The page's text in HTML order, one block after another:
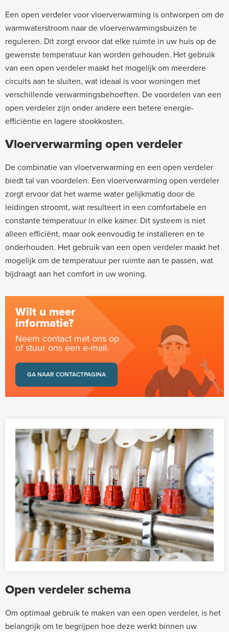
Een open verdeler voor vloerverwarming is ontworpen om de
warmwaterstroom naar de vloerverwarmingsbuizen te
reguleren. Dit zorgt ervoor dat elke ruimte in uw huis op de
gewenste temperatuur kan worden gehouden. Het gebruik
van een open verdeler maakt het mogelijk om meerdere
circuits aan te sluiten, wat ideaal is voor woningen met
verschillende verwarmingsbehoeften. De voordelen van een
open verdeler zijn onder andere een betere energie-
efficiëntie en lagere stookkosten.
Vloerverwarming open verdeler
De combinatie van vloerverwarming en een open verdeler
biedt tal van voordelen. Een vloerverwarming open verdeler
zorgt ervoor dat het warme water gelijkmatig door de
leidingen stroomt, wat resulteert in een comfortabele en
constante temperatuur in elke kamer. Dit systeem is niet
alleen efficiënt, maar ook eenvoudig te installeren en te
onderhouden. Het gebruik van een open verdeler maakt het
mogelijk om de temperatuur per ruimte aan te passen, wat
bijdraagt aan het comfort in uw woning.
Wilt u meer
informatie?
Neem contact met ons op
of stuur ons een e-mail.
GA NAAR CONTACTPAGINA
Open verdeler schema
Om optimaal gebruik te maken van een open verdeler, is het
belangrijk om te begrijpen hoe deze werkt binnen uw